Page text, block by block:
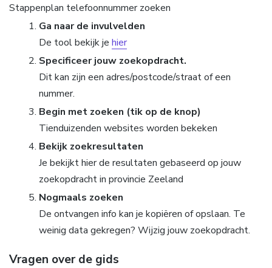
Stappenplan telefoonnummer zoeken
Ga naar de invulvelden
De tool bekijk je hier
Specificeer jouw zoekopdracht.
Dit kan zijn een adres/postcode/straat of een
nummer.
Begin met zoeken (tik op de knop)
Tienduizenden websites worden bekeken
Bekijk zoekresultaten
Je bekijkt hier de resultaten gebaseerd op jouw
zoekopdracht in provincie Zeeland
Nogmaals zoeken
De ontvangen info kan je kopiëren of opslaan. Te
weinig data gekregen? Wijzig jouw zoekopdracht.
Vragen over de gids